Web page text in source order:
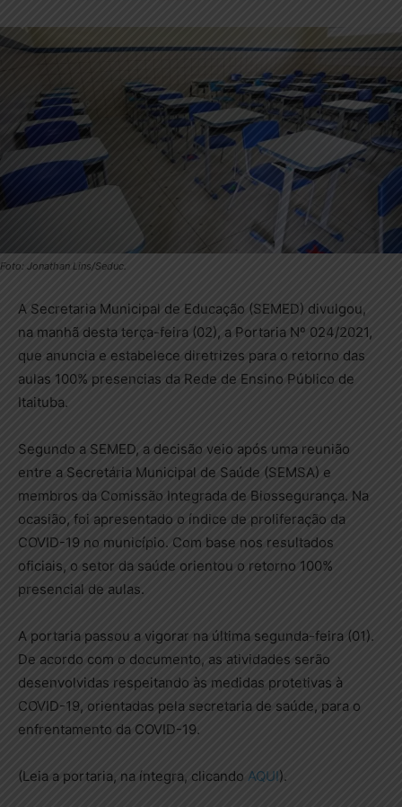
Foto: Jonathan Lins/Seduc.
A Secretaria Municipal de Educação (SEMED) divulgou,
na manhã desta terça-feira (02), a Portaria Nº 024/2021,
que anuncia e estabelece diretrizes para o retorno das
aulas 100% presencias da Rede de Ensino Público de
Itaituba.
Segundo a SEMED, a decisão veio após uma reunião
entre a Secretária Municipal de Saúde (SEMSA) e
membros da Comissão Integrada de Biossegurança. Na
ocasião, foi apresentado o índice de proliferação da
COVID-19 no município. Com base nos resultados
oficiais, o setor da saúde orientou o retorno 100%
presencial de aulas.
A portaria passou a vigorar na última segunda-feira (01).
De acordo com o documento, as atividades serão
desenvolvidas respeitando às medidas protetivas à
COVID-19, orientadas pela secretaria de saúde, para o
enfrentamento da COVID-19.
(Leia a portaria, na íntegra, clicando AQUI).